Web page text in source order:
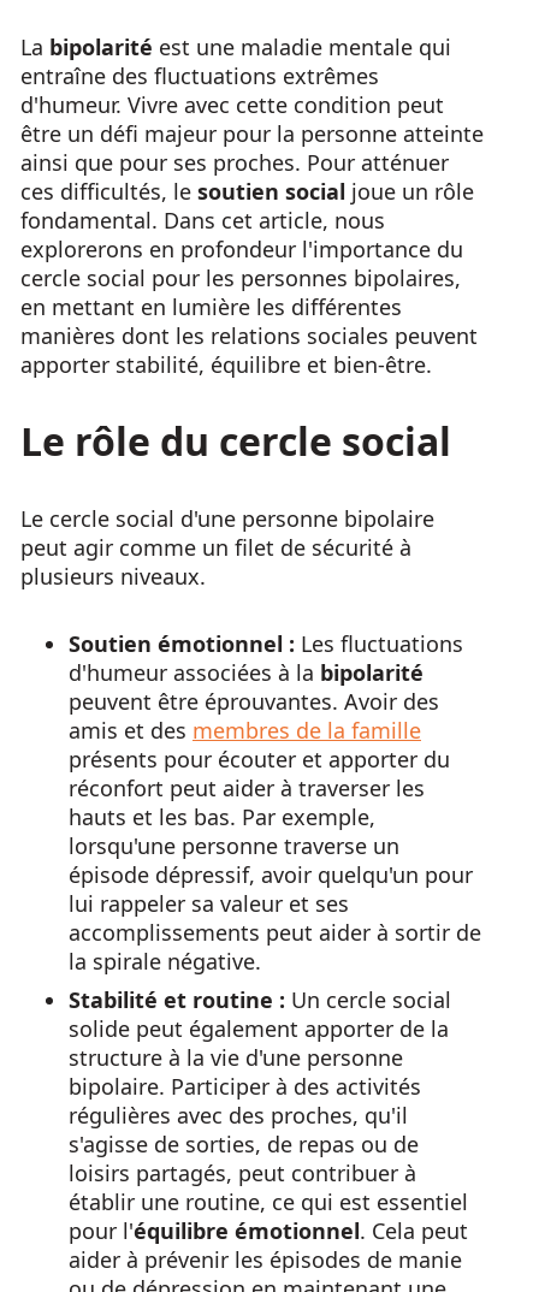
La bipolarité est une maladie mentale qui
entraîne des fluctuations extrêmes
d'humeur. Vivre avec cette condition peut
être un défi majeur pour la personne atteinte
ainsi que pour ses proches. Pour atténuer
ces difficultés, le soutien social joue un rôle
fondamental. Dans cet article, nous
explorerons en profondeur l'importance du
cercle social pour les personnes bipolaires,
en mettant en lumière les différentes
manières dont les relations sociales peuvent
apporter stabilité, équilibre et bien-être.
Le rôle du cercle social
Le cercle social d'une personne bipolaire
peut agir comme un filet de sécurité à
plusieurs niveaux.
Soutien émotionnel : Les fluctuations
d'humeur associées à la bipolarité
peuvent être éprouvantes. Avoir des
amis et des membres de la famille
présents pour écouter et apporter du
réconfort peut aider à traverser les
hauts et les bas. Par exemple,
lorsqu'une personne traverse un
épisode dépressif, avoir quelqu'un pour
lui rappeler sa valeur et ses
accomplissements peut aider à sortir de
la spirale négative.
Stabilité et routine : Un cercle social
solide peut également apporter de la
structure à la vie d'une personne
bipolaire. Participer à des activités
régulières avec des proches, qu'il
s'agisse de sorties, de repas ou de
loisirs partagés, peut contribuer à
établir une routine, ce qui est essentiel
pour l'équilibre émotionnel. Cela peut
aider à prévenir les épisodes de manie